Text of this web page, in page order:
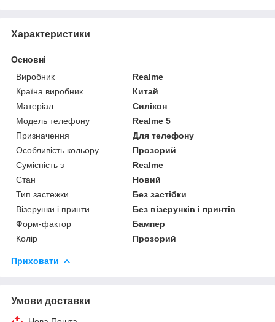
Характеристики
Основні
Виробник
Realme
Країна виробник
Китай
Матеріал
Силікон
Модель телефону
Realme 5
Призначення
Для телефону
Особливість кольору
Прозорий
Сумісність з
Realme
Стан
Новий
Тип застежки
Без застібки
Візерунки і принти
Без візерунків і принтів
Форм-фактор
Бампер
Колір
Прозорий
Приховати
Умови доставки